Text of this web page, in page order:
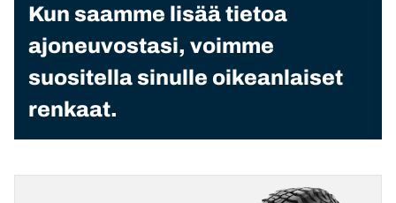
Kun saamme lisää tietoa
ajoneuvostasi, voimme
suositella sinulle oikeanlaiset
renkaat.